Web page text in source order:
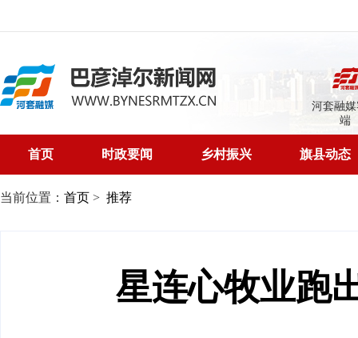
河套融
端
首页 时政要闻 乡村振兴 旗县动态
当前位置： 首页 > 推荐
星连心牧业跑